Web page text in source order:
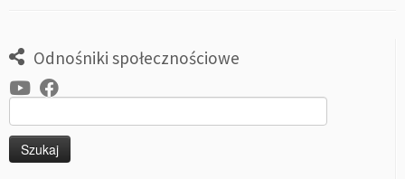
Odnośniki społecznościowe